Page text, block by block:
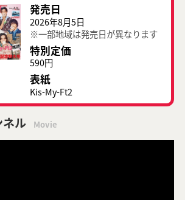
発売日
2026年8月5日
※一部地域は発売日が異なります
特別定価
590円
表紙
Kis-My-Ft2
ル Movie